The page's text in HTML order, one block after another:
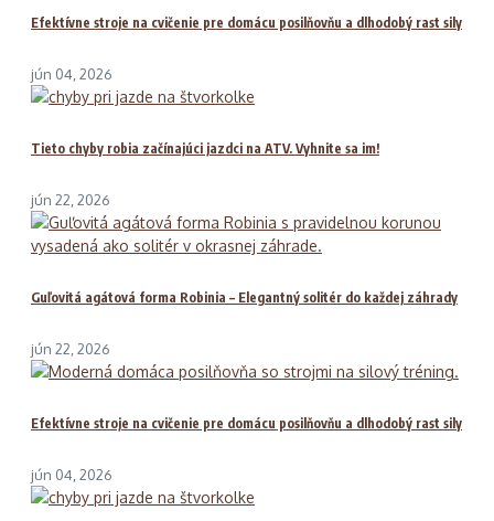
Efektívne stroje na cvičenie pre domácu posilňovňu a dlhodobý rast sily
jún 04, 2026
Tieto chyby robia začínajúci jazdci na ATV. Vyhnite sa im!
jún 22, 2026
Guľovitá agátová forma Robinia – Elegantný solitér do každej záhrady
jún 22, 2026
Efektívne stroje na cvičenie pre domácu posilňovňu a dlhodobý rast sily
jún 04, 2026